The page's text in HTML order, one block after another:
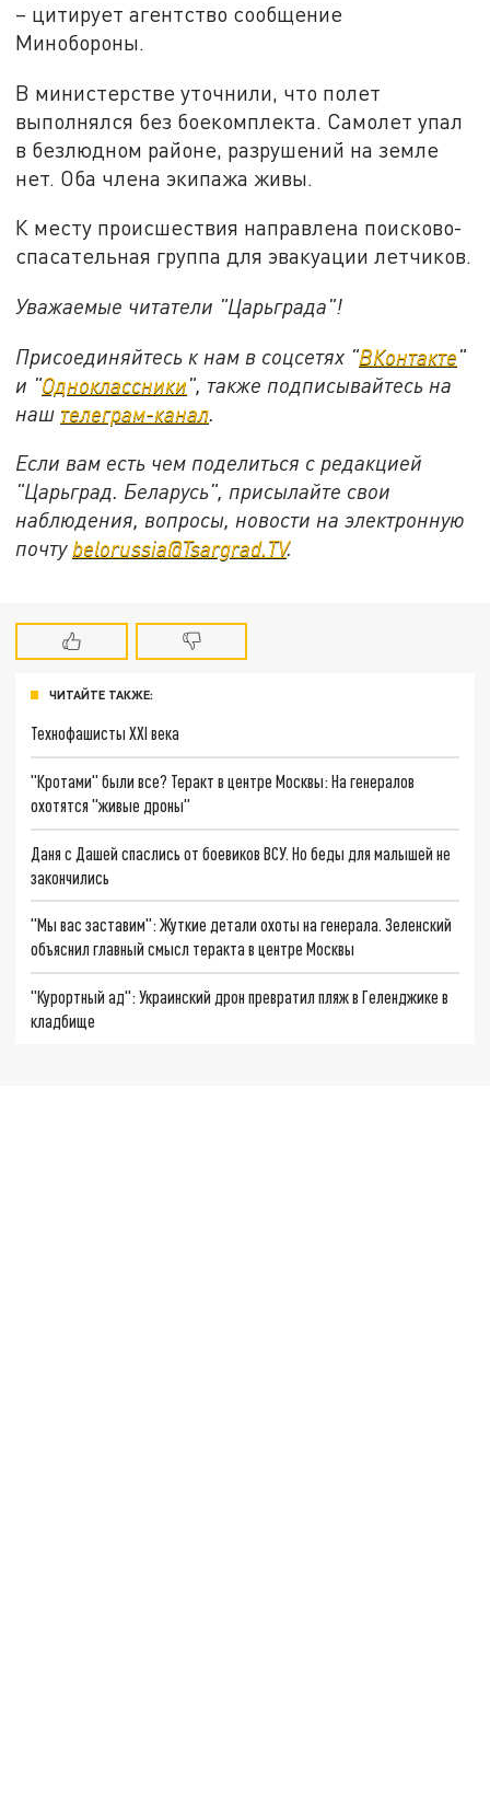
– цитирует агентство сообщение
Минобороны.
В министерстве уточнили, что полет
выполнялся без боекомплекта. Самолет упал
в безлюдном районе, разрушений на земле
нет. Оба члена экипажа живы.
К месту происшествия направлена поисково-
спасательная группа для эвакуации летчиков.
Уважаемые читатели "Царьграда"!
Присоединяйтесь к нам в соцсетях "ВКонтакте"
и "Одноклассники", также подписывайтесь на
наш телеграм-канал.
Если вам есть чем поделиться с редакцией
"Царьград. Беларусь", присылайте свои
наблюдения, вопросы, новости на электронную
почту belorussia@Tsargrad.TV.
ЧИТАЙТЕ ТАКЖЕ:
Технофашисты XXI века
"Кротами" были все? Теракт в центре Москвы: На генералов
охотятся "живые дроны"
Даня с Дашей спаслись от боевиков ВСУ. Но беды для малышей не
закончились
"Мы вас заставим": Жуткие детали охоты на генерала. Зеленский
объяснил главный смысл теракта в центре Москвы
"Курортный ад": Украинский дрон превратил пляж в Геленджике в
кладбище